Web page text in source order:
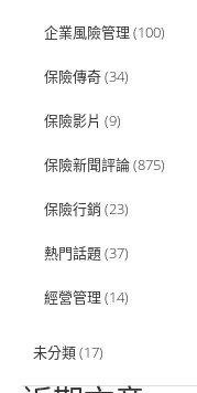
企業風險管理 (100)
保險傳奇(34)
保險影片 (9)
保險新聞評論(875)
保險行銷 (23)
熱門話題(37)
經營管理 (14)
未分類(17)